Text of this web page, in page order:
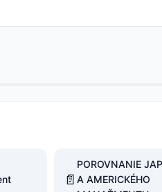
📄
POROVNANIE
A AMERICKÉHO